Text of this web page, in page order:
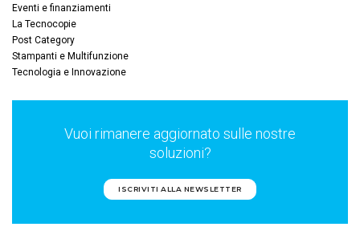
Eventi e finanziamenti
La Tecnocopie
Post Category
Stampanti e Multifunzione
Tecnologia e Innovazione
Vuoi rimanere aggiornato sulle nostre
soluzioni?
ISCRIVITI ALLA NEWSLETTER